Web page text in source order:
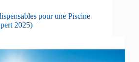
pour une Piscine
2025)